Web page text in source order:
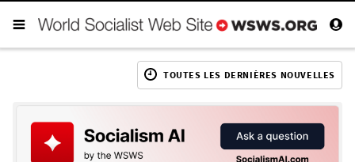
TOUTES LES DERNIÈRES NOUVELLES